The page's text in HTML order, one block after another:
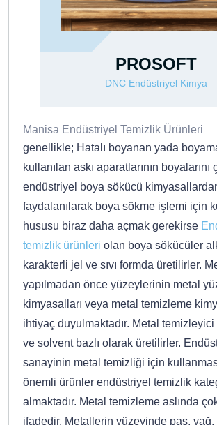
DNC
Manisa Endüstriyel Temizlik Ürünleri
genellikle; Hatalı boyanan yada
kullanılan askı aparatlarının boyalarını
endüstriyel boya sökücü
faydalanılarak boya sökme işlemi için
hususu biraz daha açmak gerekirse
temizlik ürünleri olan boya sökücüler
karakterli jel ve sıvı formda üretilirler.
yapılmadan önce yüzeylerinin metal
kimyasalları veya metal temizleme
ihtiyaç duyulmaktadır. Metal
ve solvent bazlı olarak üretilirler.
sanayinin metal temizliği için
önemli ürünler endüstriyel temizlik
almaktadır. Metal temizleme aslında
ifadedir. Metallerin yüzeyinde pas,